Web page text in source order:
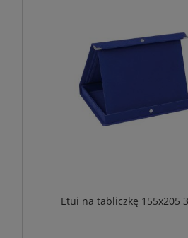
Etui na tabliczkę 155x205